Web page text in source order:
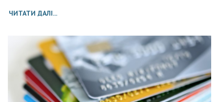
ЧИТАТИ ДАЛІ...